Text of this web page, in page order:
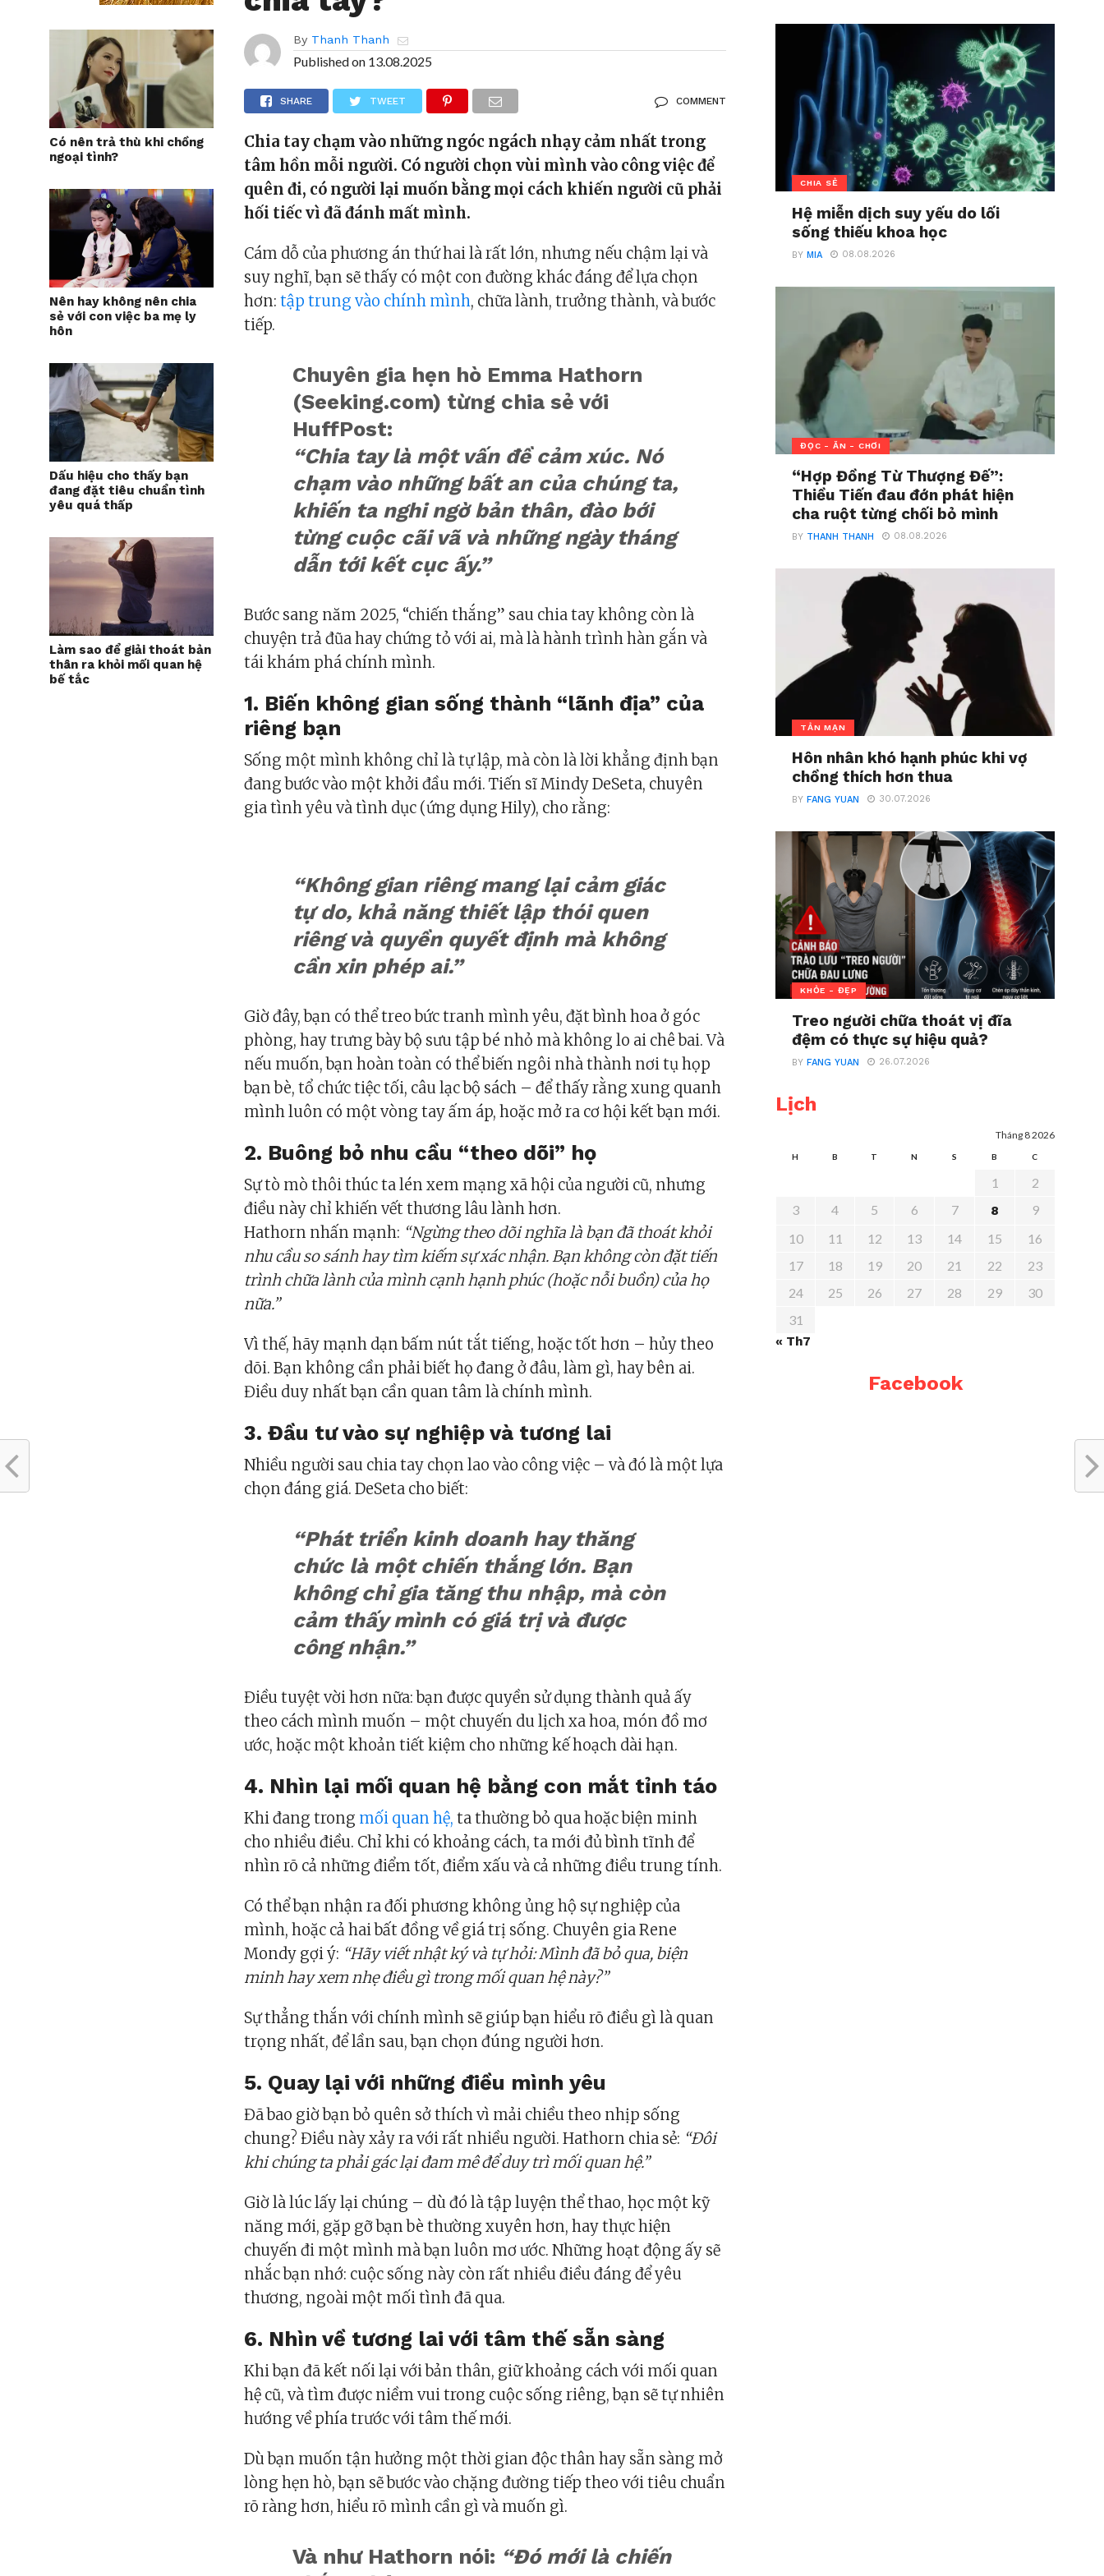
Có nên trả thù khi chồng
ngoại tình?
Nên hay không nên chia
sẻ với con việc ba mẹ ly
hôn
Dấu hiệu cho thấy bạn
đang đặt tiêu chuẩn tình
yêu quá thấp
Làm sao để giải thoát bản
thân ra khỏi mối quan hệ
bế tắc
By Thanh Thanh
Published on 13.08.2025
SHARE TWEET COMMENT
Chia tay chạm vào những ngóc ngách nhạy cảm nhất trong
tâm hồn mỗi người. Có người chọn vùi mình vào công việc để
quên đi, có người lại muốn bằng mọi cách khiến người cũ phải
hối tiếc vì đã đánh mất mình.
Cám dỗ của phương án thứ hai là rất lớn, nhưng nếu chậm lại và
suy nghĩ, bạn sẽ thấy có một con đường khác đáng để lựa chọn
hơn:tập trung vào chính mình, chữa lành, trưởng thành, và bước
tiếp.
Chuyên gia hẹn hò Emma Hathorn
(Seeking.com) từng chia sẻ với
HuffPost:
“Chia tay là một vấn đề cảm xúc. Nó
chạm vào những bất an của chúng ta,
khiến ta nghi ngờ bản thân, đào bới
từng cuộc cãi vã và những ngày tháng
dẫn tới kết cục ấy.”
Bước sang năm 2025, “chiến thắng” sau chia tay không còn là
chuyện trả đũa hay chứng tỏ với ai, mà là hành trình hàn gắn và
tái khám phá chính mình.
1. Biến không gian sống thành “lãnh địa” của
riêng bạn
Sống một mình không chỉ là tự lập, mà còn là lời khẳng định bạn
đang bước vào một khởi đầu mới. Tiến sĩ Mindy DeSeta, chuyên
gia tình yêu và tình dục (ứng dụng Hily), cho rằng:
“Không gian riêng mang lại cảm giác
tự do, khả năng thiết lập thói quen
riêng và quyền quyết định mà không
cần xin phép ai.”
Giờ đây, bạn có thể treo bức tranh mình yêu, đặt bình hoa ở góc
phòng, hay trưng bày bộ sưu tập bé nhỏ mà không lo ai chê bai. Và
nếu muốn, bạn hoàn toàn có thể biến ngôi nhà thành nơi tụ họp
bạn bè, tổ chức tiệc tối, câu lạc bộ sách – để thấy rằng xung quanh
mình luôn có một vòng tay ấm áp, hoặc mở ra cơ hội kết bạn mới.
2. Buông bỏ nhu cầu “theo dõi” họ
Sự tò mò thôi thúc ta lén xem mạng xã hội của người cũ, nhưng
điều này chỉ khiến vết thương lâu lành hơn.
Hathorn nhấn mạnh: “Ngừng theo dõi nghĩa là bạn đã thoát khỏi
nhu cầu so sánh hay tìm kiếm sự xác nhận. Bạn không còn đặt tiến
trình chữa lành của mình cạnh hạnh phúc (hoặc nỗi buồn) của họ
nữa.”
Vì thế, hãy mạnh dạn bấm nút tắt tiếng, hoặc tốt hơn – hủy theo
dõi. Bạn không cần phải biết họ đang ở đâu, làm gì, hay bên ai.
Điều duy nhất bạn cần quan tâm là chính mình.
3. Đầu tư vàosự nghiệp và tương lai
Nhiều người sau chia tay chọn lao vào công việc – và đó là một lựa
chọn đáng giá. DeSeta cho biết:
“Phát triển kinh doanh hay thăng
chức là một chiến thắng lớn. Bạn
không chỉ gia tăng thu nhập, mà còn
cảm thấy mình có giá trị và được
công nhận.”
Điều tuyệt vời hơn nữa: bạn được quyền sử dụng thành quả ấy
theo cách mình muốn – một chuyến du lịch xa hoa, món đồ mơ
ước, hoặc một khoản tiết kiệm cho những kế hoạch dài hạn.
4. Nhìn lại mối quan hệ bằng con mắt tỉnh táo
Khi đang trong mối quan hệ, ta thường bỏ qua hoặc biện minh
cho nhiều điều. Chỉ khi có khoảng cách, ta mới đủ bình tĩnh để
nhìn rõ cả những điểm tốt, điểm xấu và cả những điều trung tính.
Có thể bạn nhận ra đối phương không ủng hộ sự nghiệp của
mình, hoặc cả hai bất đồng về giá trị sống. Chuyên gia Rene
Mondy gợi ý: “Hãy viết nhật ký và tự hỏi: Mình đã bỏ qua, biện
minh hay xem nhẹ điều gì trong mối quan hệ này?”
Sự thẳng thắn với chính mình sẽ giúp bạn hiểu rõ điều gì là quan
trọng nhất, để lần sau, bạn chọn đúng người hơn.
5. Quay lại với những điều mình yêu
Đã bao giờ bạn bỏ quên sở thích vì mải chiều theo nhịp sống
chung? Điều này xảy ra với rất nhiều người. Hathorn chia sẻ: “Đôi
khi chúng ta phải gác lại đam mê để duy trì mối quan hệ.”
Giờ là lúc lấy lại chúng – dù đó là tập luyện thể thao, học một kỹ
năng mới, gặp gỡ bạn bè thường xuyên hơn, hay thực hiện
chuyến đi một mình mà bạn luôn mơ ước. Những hoạt động ấy sẽ
nhắc bạn nhớ: cuộc sống này còn rất nhiều điều đáng để yêu
thương, ngoài một mối tình đã qua.
6. Nhìn về tương lai với tâm thế sẵn sàng
Khi bạn đã kết nối lại với bản thân, giữ khoảng cách với mối quan
hệ cũ, và tìm được niềm vui trong cuộc sống riêng, bạn sẽ tự nhiên
hướng về phía trước với tâm thế mới.
Dù bạn muốn tận hưởng một thời gian độc thân hay sẵn sàng mở
lòng hẹn hò, bạn sẽ bước vào chặng đường tiếp theo với tiêu chuẩn
rõ ràng hơn, hiểu rõ mình cần gì và muốn gì.
Và như Hathorn nói: “Đó mới là chiến
CHIA SẺ
Hệ miễn dịch suy yếu do lối
sống thiếu khoa học
BYMIA 08.08.2026
ĐỌC - ĂN - CHƠI
“Hợp Đồng Từ Thượng Đế”:
Thiều Tiến đau đớn phát hiện
cha ruột từng chối bỏ mình
BY THANH THANH 08.08.2026
TẢN MẠN
Hôn nhân khó hạnh phúc khi vợ
chồng thích hơn thua
BYFANG YUAN 30.07.2026
KHỎE - ĐẸP
Treo người chữa thoát vị đĩa
đệm có thực sự hiệu quả?
BYFANG YUAN 26.07.2026
Lịch
Tháng 8 2026
H B T N S B C
1
2
3
4 5 6 7 8
9
10
11 12 13 14 15
16
17
18 19 20 21 22
23
24
25 26 27 28 29
30
31
« Th7
Facebook